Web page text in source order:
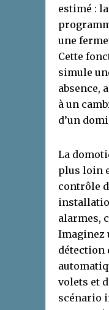
estimé :
une
Cette
simule
absence,
à un
d’un
La
plus loin
contrôle
alarmes,
Imaginez
détection
volets et
scénario